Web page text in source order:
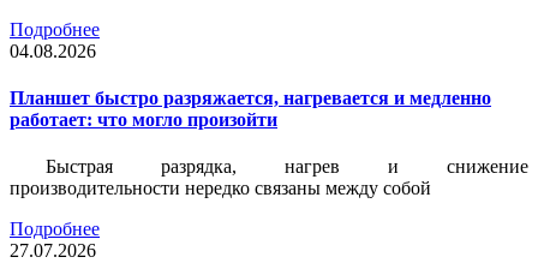
Подробнее
04.08.2026
Планшет быстро разряжается, нагревается и медленно
работает: что могло произойти
Быстрая разрядка, нагрев и снижение
производительности нередко связаны между собой
Подробнее
27.07.2026